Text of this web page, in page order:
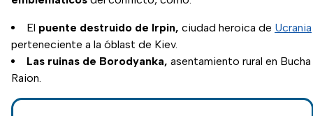
El puente destruido de Irpin, ciudad heroica de Ucrania
perteneciente a la óblast de Kiev.
Las ruinas de Borodyanka, asentamiento rural en Bucha
Raion.